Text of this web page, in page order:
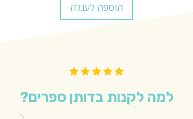
הוספה לעגלה
למה לקנות בדותן ספרים?